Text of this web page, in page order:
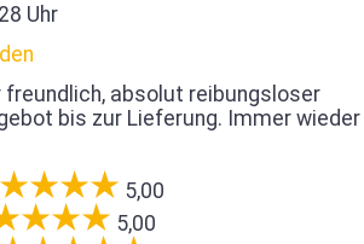
Uhr
freundlich, absolut reibungsloser
bis zur Lieferung. Immer wieder
5,00
5,00